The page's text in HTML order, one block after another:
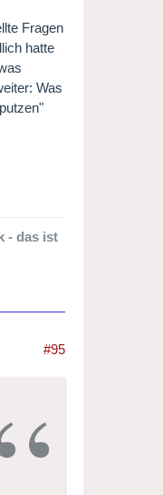
Fragen
hatte
Was
- das ist
#95